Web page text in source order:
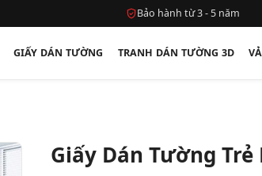
Bảo hành từ 3 - 5 năm
GIẤY DÁN TƯỜNG TRANH DÁN TƯỜNG 3D
Giấy Dán Tường Trẻ